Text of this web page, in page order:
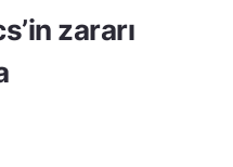
zararı